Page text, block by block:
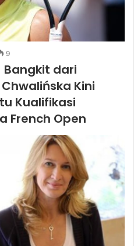
9
Bangkit dari
Kini
Kualifikasi
French Open